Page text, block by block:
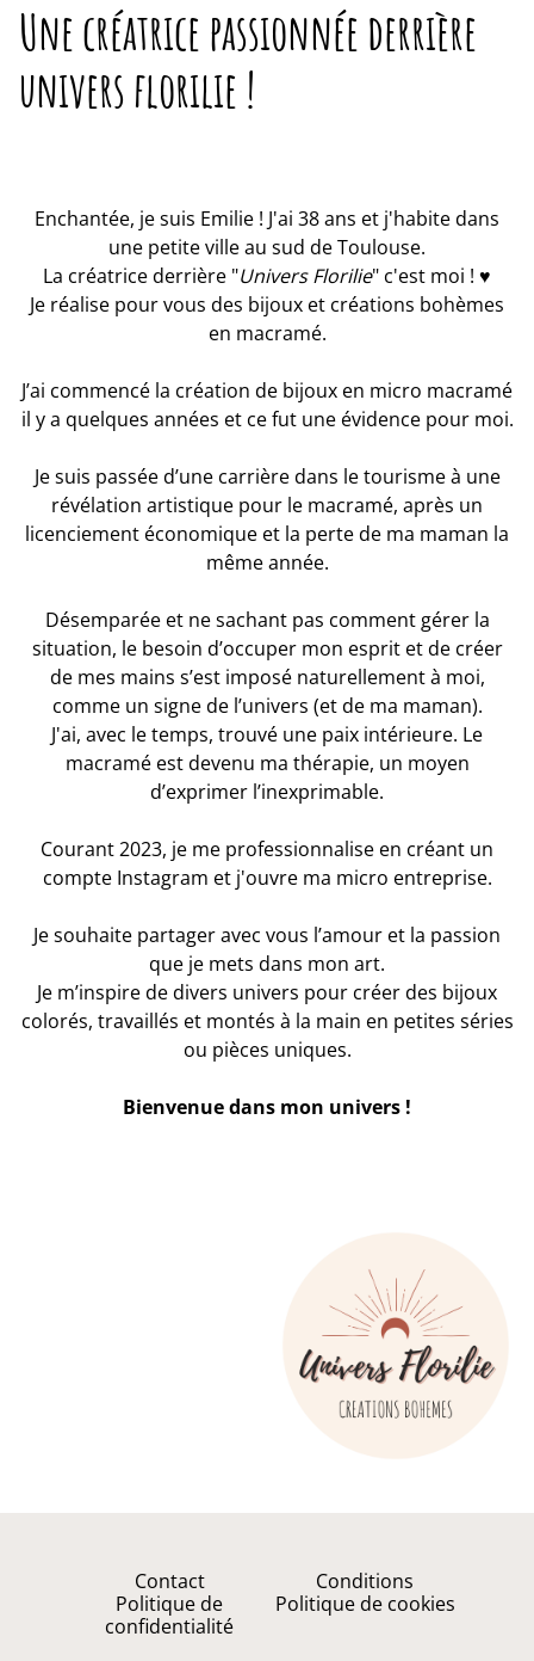
Une créatrice passionnée derrière
univers florilie !
Enchantée, je suis Emilie ! J'ai 38 ans et j'habite dans
une petite ville au sud de Toulouse.
La créatrice derrière "Univers Florilie" c'est moi ! ♥
Je réalise pour vous des bijoux et créations bohèmes
en macramé.
J’ai commencé la création de bijoux en micro macramé
il y a quelques années et ce fut une évidence pour moi.
Je suis passée d’une carrière dans le tourisme à une
révélation artistique pour le macramé, après un
licenciement économique et la perte de ma maman la
même année.
Désemparée et ne sachant pas comment gérer la
situation, le besoin d’occuper mon esprit et de créer
de mes mains s’est imposé naturellement à moi,
comme un signe de l’univers (et de ma maman).
J'ai, avec le temps, trouvé une paix intérieure. Le
macramé est devenu ma thérapie, un moyen
d’exprimer l’inexprimable.
Courant 2023, je me professionnalise en créant un
compte Instagram et j'ouvre ma micro entreprise.
Je souhaite partager avec vous l’amour et la passion
que je mets dans mon art.
Je m’inspire de divers univers pour créer des bijoux
colorés, travaillés et montés à la main en petites séries
ou pièces uniques.
Bienvenue dans mon univers !
Contact
Conditions
Politique de
confidentialité
Politique de cookies